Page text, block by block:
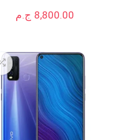
ج.م 8,800.00